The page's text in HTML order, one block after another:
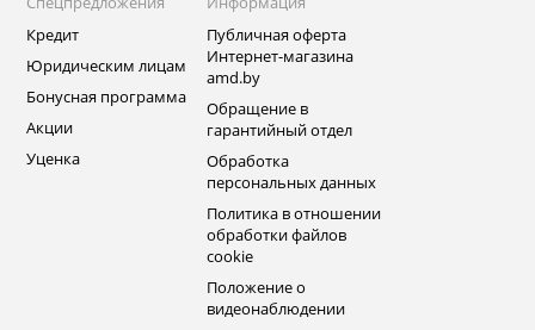
Кредит
Юридическим лицам
Бонусная программа
Акции
Уценка
Публичная оферта
Интернет-магазина
amd.by
Обращение в
гарантийный отдел
Обработка
персональных данных
Политика в отношении
обработки файлов
cookie
Положение о
видеонаблюдении